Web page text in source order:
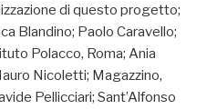
di questo progetto;
Blandino; Paolo Caravello;
Polacco, Roma; Ania
Nicoletti; Magazzino,
Pellicciari; Sant’Alfonso